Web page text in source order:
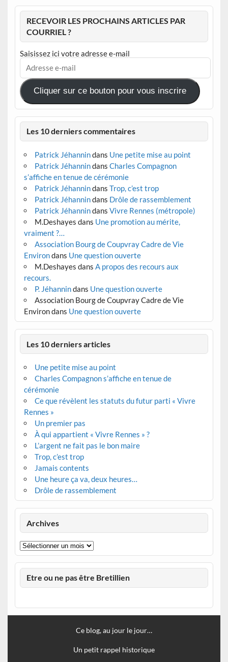
RECEVOIR LES PROCHAINS ARTICLES PAR
COURRIEL ?
Saisissez ici votre adresse e-mail
Adresse
mail
Cliquer sur ce bouton pour vous inscrire
Les 10 derniers commentaires
Patrick Jéhannindans Une petite mise au point
Patrick Jéhannindans Charles Compagnon
s’affiche en tenue de cérémonie
Patrick Jéhannindans Trop, c’est trop
Patrick Jéhannindans Drôle de rassemblement
Patrick Jéhannindans Vivre Rennes (métropole)
M.Deshayes dans Une promotion au mérite,
vraiment ?…
Association Bourg de Coupvray Cadre de Vie
Environdans Une question ouverte
M.Deshayes dans A propos des recours aux
recours.
P. Jéhannindans Une question ouverte
Association Bourg de Coupvray Cadre de Vie
Environdans Une question ouverte
Les 10 derniers articles
Une petite mise au point
Charles Compagnon s’affiche en tenue de
cérémonie
Ce que révèlent les statuts du futur parti « Vivre
Rennes »
Un premier pas
À qui appartient « Vivre Rennes » ?
L’argent ne fait pas le bon maire
Trop, c’est trop
Jamais contents
Une heure ça va, deux heures…
Drôle de rassemblement
Archives
Archives
Etre ou ne pas être Bretillien
Ce blog, au jour le jour…
Un petit rappel historique